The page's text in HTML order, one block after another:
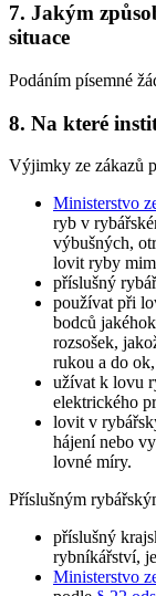
7. Jakým
situace
Podáním písemné
8. Na které
Výjimky ze zákazů
Ministerstvo
ryb v
výbušných,
lovit ryby
příslušný
používat při
bodců
rozsošek,
rukou a do ok,
užívat k lovu
elektrického
lovit v
hájení nebo
lovné míry.
Příslušným
příslušný
rybníkářství,
Ministerstvo